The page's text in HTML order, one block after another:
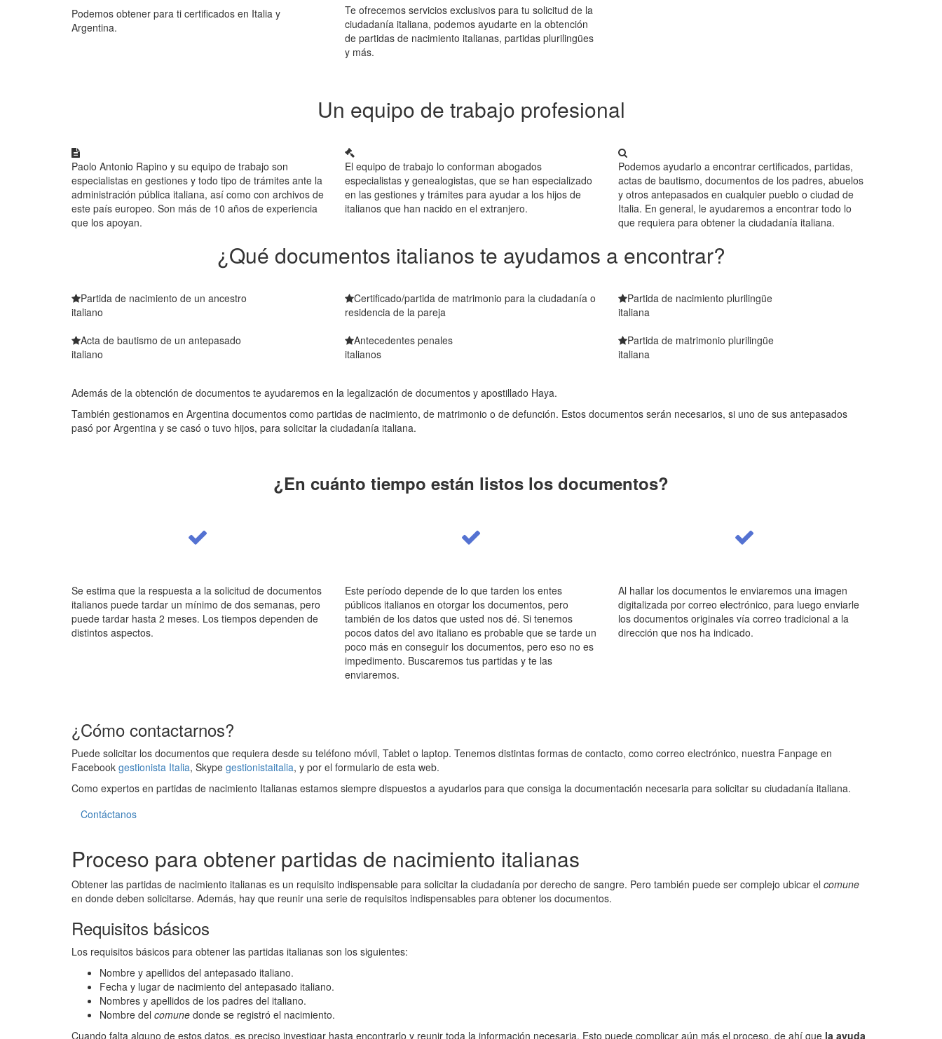
Podemos obtener para ti certificados en Italia y
Argentina.
Te ofrecemos servicios exclusivos para tu solicitud de la
ciudadanía italiana, podemos ayudarte en la obtención
de partidas de nacimiento italianas, partidas plurilingües
y más.
Un equipo de trabajo profesional
Paolo Antonio Rapino y su equipo de trabajo son
especialistas en gestiones y todo tipo de trámites ante la
administración pública italiana, así como con archivos de
este país europeo. Son más de 10 años de experiencia
que los apoyan.
El equipo de trabajo lo conforman abogados
especialistas y genealogistas, que se han especializado
en las gestiones y trámites para ayudar a los hijos de
italianos que han nacido en el extranjero.
Podemos ayudarlo a encontrar certificados, partidas,
actas de bautismo, documentos de los padres, abuelos
y otros antepasados en cualquier pueblo o ciudad de
Italia. En general, le ayudaremos a encontrar todo lo
que requiera para obtener la ciudadanía italiana.
¿Qué documentos italianos te ayudamos a encontrar?
Partida de nacimiento de un ancestro
italiano
Acta de bautismo de un antepasado
italiano
Certificado/partida de matrimonio para la ciudadanía o
residencia de la pareja
Antecedentes penales
italianos
Partida de nacimiento plurilingüe
italiana
Partida de matrimonio plurilingüe
italiana
Además de la obtención de documentos te ayudaremos en la legalización de documentos y apostillado Haya.
También gestionamos en Argentina documentos como partidas de nacimiento, de matrimonio o de defunción. Estos documentos serán necesarios, si uno de sus antepasados
pasó por Argentina y se casó o tuvo hijos, para solicitar la ciudadanía italiana.
¿En cuánto tiempo están listos los documentos?
Se estima que la respuesta a la solicitud de documentos
italianos puede tardar un mínimo de dos semanas, pero
puede tardar hasta 2 meses. Los tiempos dependen de
distintos aspectos.
Este período depende de lo que tarden los entes
públicos italianos en otorgar los documentos, pero
también de los datos que usted nos dé. Si tenemos
pocos datos del avo italiano es probable que se tarde un
poco más en conseguir los documentos, pero eso no es
impedimento. Buscaremos tus partidas y te las
enviaremos.
Al hallar los documentos le enviaremos una imagen
digitalizada por correo electrónico, para luego enviarle
los documentos originales vía correo tradicional a la
dirección que nos ha indicado.
¿Cómo contactarnos?
Puede solicitar los documentos que requiera desde su teléfono móvil, Tablet o laptop. Tenemos distintas formas de contacto, como correo electrónico, nuestra Fanpage en
Facebook gestionista Italia, Skype gestionistaitalia, y por el formulario de esta web.
Como expertos en partidas de nacimiento Italianas estamos siempre dispuestos a ayudarlos para que consiga la documentación necesaria para solicitar su ciudadanía italiana.
Contáctanos
Proceso para obtener partidas de nacimiento italianas
Obtener las partidas de nacimiento italianas es un requisito indispensable para solicitar la ciudadanía por derecho de sangre. Pero también puede ser complejo ubicar el comune
en donde deben solicitarse. Además, hay que reunir una serie de requisitos indispensables para obtener los documentos.
Requisitos básicos
Los requisitos básicos para obtener las partidas italianas son los siguientes:
Nombre y apellidos del antepasado italiano.
Fecha y lugar de nacimiento del antepasado italiano.
Nombres y apellidos de los padres del italiano.
Nombre del comune donde se registró el nacimiento.
Cuando falta alguno de estos datos, es preciso investigar hasta encontrarlo y reunir toda la información necesaria. Esto puede complicar aún más el proceso, de ahí que la ayuda